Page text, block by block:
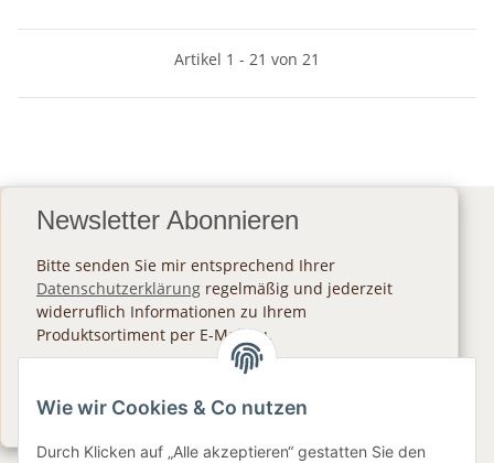
Artikel 1 - 21 von 21
Newsletter Abonnieren
Bitte senden Sie mir entsprechend Ihrer
Datenschutzerklärung regelmäßig und jederzeit
widerruflich Informationen zu Ihrem
Produktsortiment per E-Mail zu.
Newsletter Abonnieren
Wie wir Cookies & Co nutzen
Durch Klicken auf „Alle akzeptieren“ gestatten Sie den